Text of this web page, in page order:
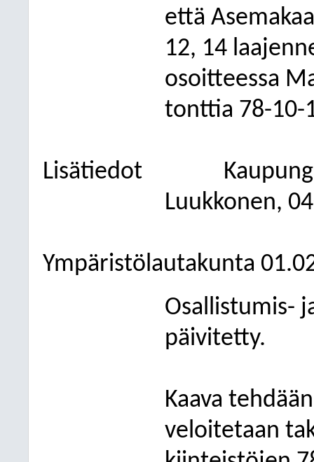
että
12, 14
osoitteessa
tonttia 78-10-
Lisätiedot
Luukkonen,
Ympäristölautakunta
Osallistumis-
päivitetty.
Kaava
veloitetaan